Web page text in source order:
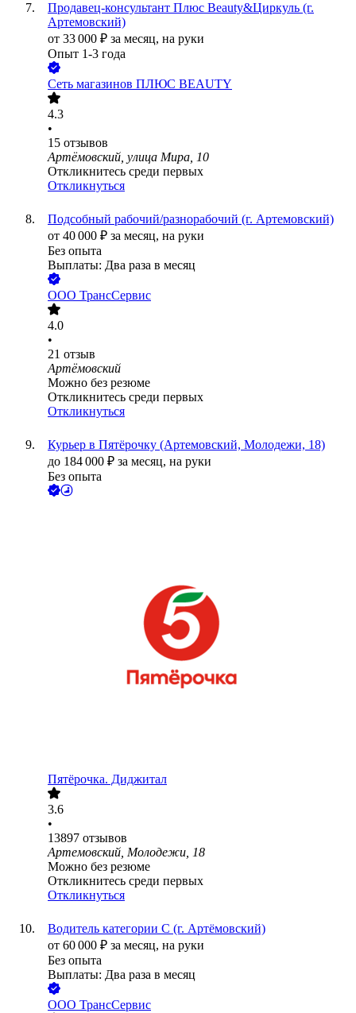
Продавец-консультант Плюс Beauty&Циркуль (г.
Артемовский)
от 33 000 ₽ за месяц, на руки
Опыт 1-3 года
Сеть магазинов ПЛЮС BEAUTY
4.3
•
15 отзывов
Артёмовский, улица Мира, 10
Откликнитесь среди первых
Откликнуться
Подсобный рабочий/разнорабочий (г. Артемовский)
от 40 000 ₽ за месяц, на руки
Без опыта
Выплаты: Два раза в месяц
ООО ТрансСервис
4.0
•
21 отзыв
Артёмовский
Можно без резюме
Откликнитесь среди первых
Откликнуться
Курьер в Пятёрочку (Артемовский, Молодежи, 18)
до 184 000 ₽ за месяц, на руки
Без опыта
Пятёрочка. Диджитал
3.6
•
13897 отзывов
Артемовский, Молодежи, 18
Можно без резюме
Откликнитесь среди первых
Откликнуться
Водитель категории С (г. Артёмовский)
от 60 000 ₽ за месяц, на руки
Без опыта
Выплаты: Два раза в месяц
ООО ТрансСервис